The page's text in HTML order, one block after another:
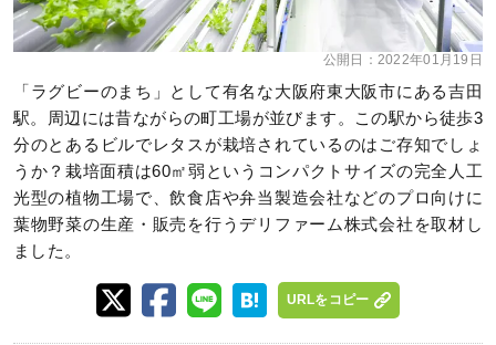
公開日： 2022年01月19日
「ラグビーのまち」として有名な大阪府東大阪市にある吉田
駅。周辺には昔ながらの町工場が並びます。この駅から徒歩3
分のとあるビルでレタスが栽培されているのはご存知でしょ
うか？栽培面積は60㎡弱というコンパクトサイズの完全人工
光型の植物工場で、飲食店や弁当製造会社などのプロ向けに
葉物野菜の生産・販売を行うデリファーム株式会社を取材し
ました。
URLをコピー